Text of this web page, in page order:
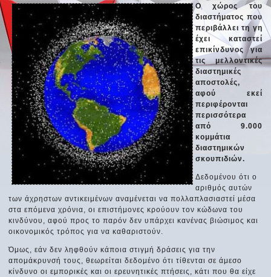
Ο χώρος του
διαστήματος που
περιβάλλει τη γη
έχει καταστεί
επικίνδυνος για
τις μελλοντικές
διαστημικές
αποστολές,
αφού εκεί
περιφέρονται
περισσότερα
από 9.000
κομμάτια
διαστημικών
σκουπιδιών.
Δεδομένου ότι ο
αριθμός αυτών
των άχρηστων αντικειμένων αναμένεται να πολλαπλασιαστεί μέσα
στα επόμενα χρόνια, οι επιστήμονες κρούουν τον κώδωνα του
κινδύνου, αφού προς το παρόν δεν υπάρχει κανένας βιώσιμος και
οικονομικός τρόπος για να καθαριστούν.
Όμως, εάν δεν ληφθούν κάποια στιγμή δράσεις για την
απομάκρυνσή τους, θεωρείται δεδομένο ότι τίθενται σε άμεσο
κίνδυνο οι εμπορικές και οι ερευνητικές πτήσεις, κάτι που θα είχε